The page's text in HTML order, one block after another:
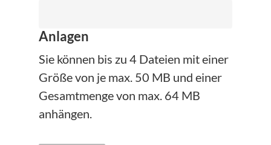
Anlagen
Sie können bis zu 4 Dateien mit einer
Größe von je max. 50 MB und einer
Gesamtmenge von max. 64 MB
anhängen.